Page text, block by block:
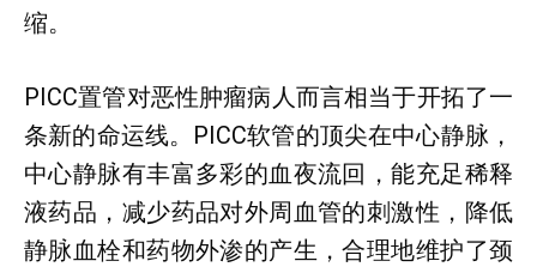
缩。
PICC置管对恶性肿瘤病人而言相当于开拓了一
条新的命运线。PICC软管的顶尖在中心静脉，
中心静脉有丰富多彩的血夜流回，能充足稀释
液药品，减少药品对外周血管的刺激性，降低
静脉血栓和药物外渗的产生，合理地维护了颈